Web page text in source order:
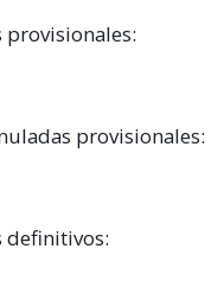
provisionales:
provisionales:
definitivos: